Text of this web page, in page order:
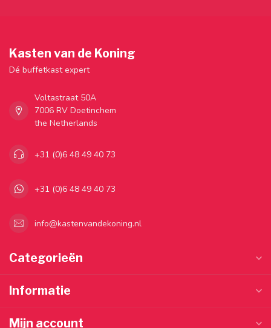
Kasten van de Koning
Dé buffetkast expert
Voltastraat 50A
7006 RV Doetinchem
the Netherlands
+31 (0)6 48 49 40 73
+31 (0)6 48 49 40 73
info@kastenvandekoning.nl
Categorieën
Informatie
Mijn account